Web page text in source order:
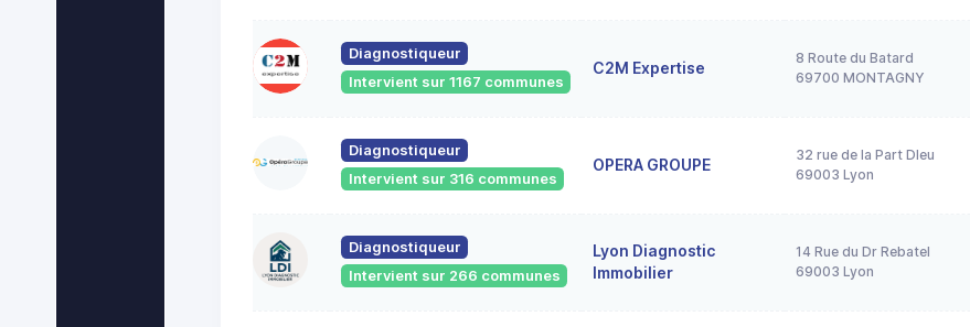
Diagnostiqueur
Intervient sur 1167 communes
C2M Expertise
8 Route du Batard
69700 MONTAGNY
Diagnostiqueur
Intervient sur 316 communes
OPERA GROUPE
32 rue de la Part DIeu
69003 Lyon
Diagnostiqueur
Intervient sur 266 communes
Lyon Diagnostic
Immobilier
14 Rue du Dr Rebatel
69003 Lyon